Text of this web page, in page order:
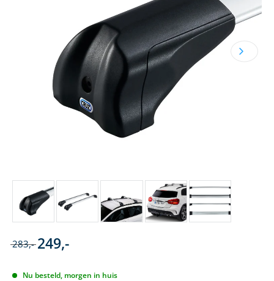
283,- 249,-
Nu besteld, morgen in huis